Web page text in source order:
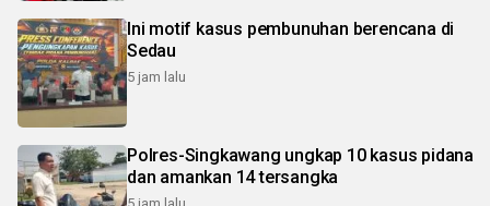
Ini motif kasus pembunuhan berencana di
Sedau
5 jam lalu
Polres-Singkawang ungkap 10 kasus pidana
dan amankan 14 tersangka